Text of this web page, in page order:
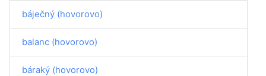
báječný (hovorovo)
balanc (hovorovo)
báraký (hovorovo)